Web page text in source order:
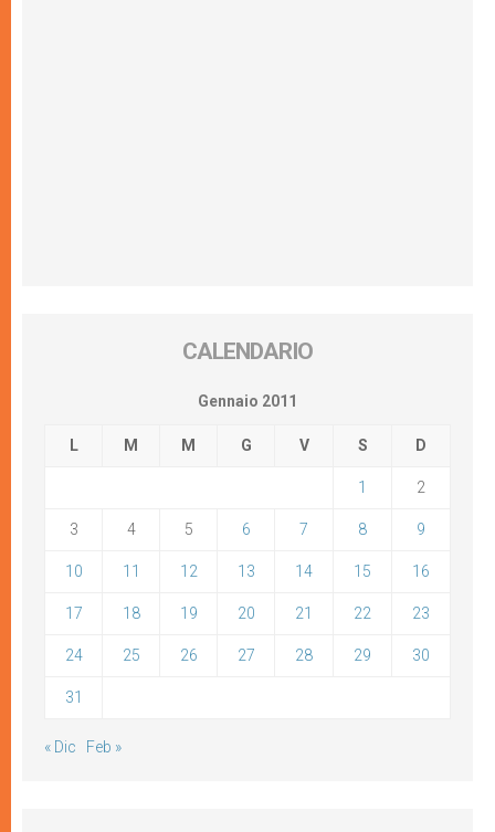
CALENDARIO
Gennaio 2011
L M M G V S D
1 2
3 4 5 6 7 8 9
10 11 12 13 14 15 16
17 18 19 20 21 22 23
24 25 26 27 28 29 30
31
« Dic Feb »